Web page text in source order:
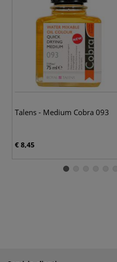
Talens - Medium Cobra 093
€ 8,45